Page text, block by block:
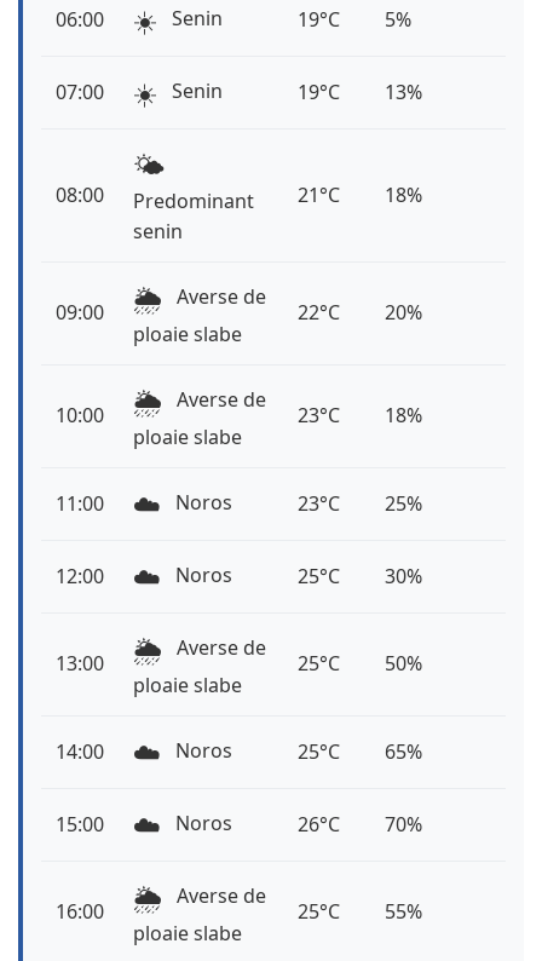
06:00 ☀️ Senin 19°C 5%
07:00 ☀️ Senin 19°C 13%
08:00
🌤️
Predominant
senin
21°C 18%
09:00 🌦️ Averse de
ploaie slabe
22°C 20%
10:00 🌦️ Averse de
ploaie slabe
23°C 18%
11:00 ☁️ Noros 23°C 25%
12:00 ☁️ Noros 25°C 30%
13:00 🌦️ Averse de
ploaie slabe
25°C 50%
14:00 ☁️ Noros 25°C 65%
15:00 ☁️ Noros 26°C 70%
16:00 🌦️ Averse de
ploaie slabe
25°C 55%